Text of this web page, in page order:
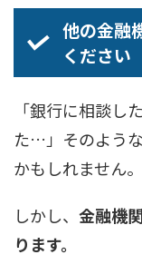
他の金融
ください
「銀行に相談し
た…」そのよう
かもしれません。
しかし、 金融機
ります。